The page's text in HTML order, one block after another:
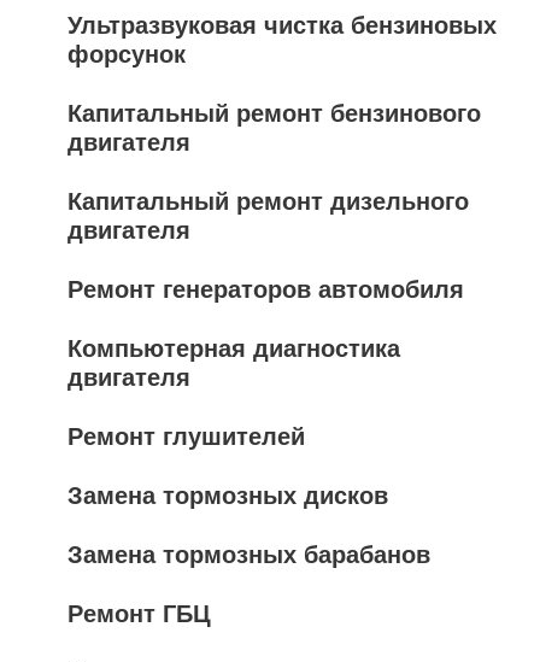
Ультразвуковая чистка бензиновых
форсунок
Капитальный ремонт бензинового
двигателя
Капитальный ремонт дизельного
двигателя
Ремонт генераторов автомобиля
Компьютерная диагностика
двигателя
Ремонт глушителей
Замена тормозных дисков
Замена тормозных барабанов
Ремонт ГБЦ